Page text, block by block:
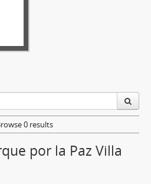
0 results
por la Paz Villa